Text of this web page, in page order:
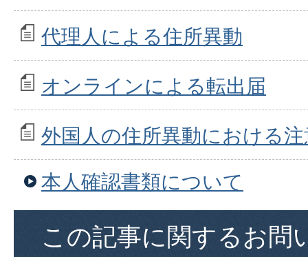
代理人による住所異動
オンラインによる転出届
外国人の住所異動における
本人確認書類について
この記事に関するお問